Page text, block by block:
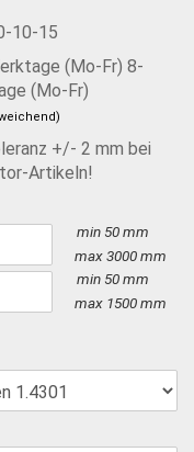
10-15
8-
(Mo-Fr)
+/- 2 mm bei
Artikeln!
min 50 mm
max3000mm
min 50 mm
max 1500mm